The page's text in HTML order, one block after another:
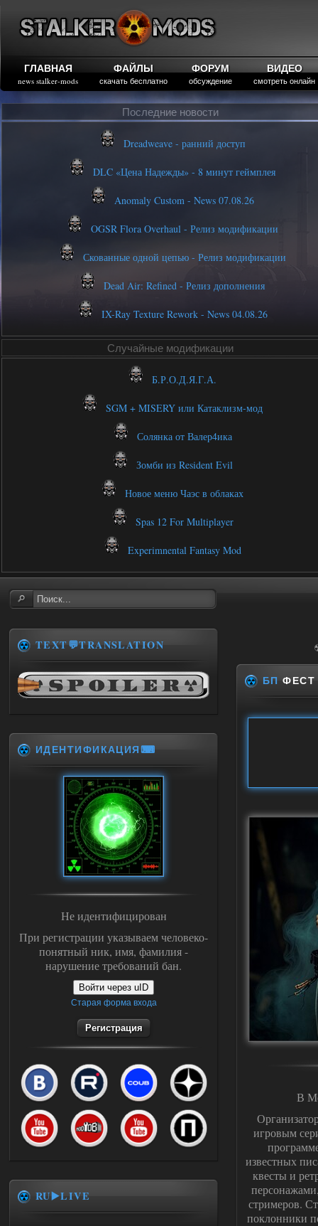
ГЛАВНАЯ
news stalker-mods
ФАЙЛЫ
скачать бесплатно
ФОРУМ
обсуждение
ВИДЕО
смотреть онлайн
Последние новости
Dreadweave - ранний доступ
DLC «Цена Надежды» - 8 минут геймплея
Anomaly Custom - News 07.08.26
OGSR Flora Overhaul - Релиз модификации
Скованные одной цепью - Релиз модификации
Dead Air: Refined - Релиз дополнения
IX-Ray Texture Rework - News 04.08.26
Случайные модификации
Б.Р.О.Д.Я.Г.А.
SGM + MISERY или Катаклизм-мод
Солянка от Валер4ика
Зомби из Resident Evil
Новое меню Чаэс в облаках
Spas 12 For Multiplayer
Experimnental Fantasy Mod
БП ФЕСТ
В
игровым
известных
квесты и
стримеров.
поклонники
TEXT💬TRANSLATION
ИДЕНТИФИКАЦИЯ⌨
Не идентифицирован
При регистрации указываем человеко-
понятный ник, имя, фамилия -
нарушение требований бан.
Войти через uID
Старая форма входа
Регистрация
RU▶️LIVE